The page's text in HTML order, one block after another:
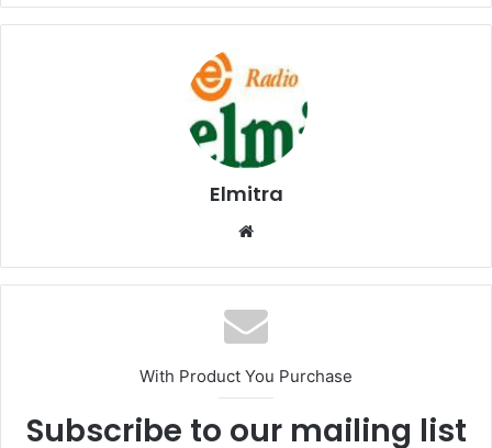
Elmitra
Website
With Product You Purchase
Subscribe to our mailing list